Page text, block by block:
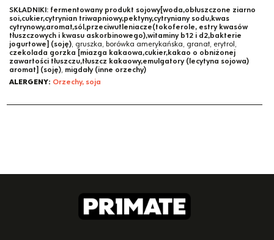
SKŁADNIKI: fermentowany produkt sojowy[woda,obłuszczone ziarno
soi,cukier,cytrynian triwapniowy,pektyny,cytryniany sodu,kwas
cytrynowy,aromat,sól,przeciwutleniacze(tokoferole, estry kwasów
tłuszczowych i kwasu askorbinowego),witaminy b12 i d2,bakterie
jogurtowe] (soję), gruszka, borówka amerykańska, granat, erytrol,
czekolada gorzka [miazga kakaowa,cukier,kakao o obniżonej
zawartości tłuszczu,tłuszcz kakaowy,emulgatory (lecytyna sojowa)
aromat] (soję), migdały (inne orzechy)
ALERGENY: Orzechy, soja